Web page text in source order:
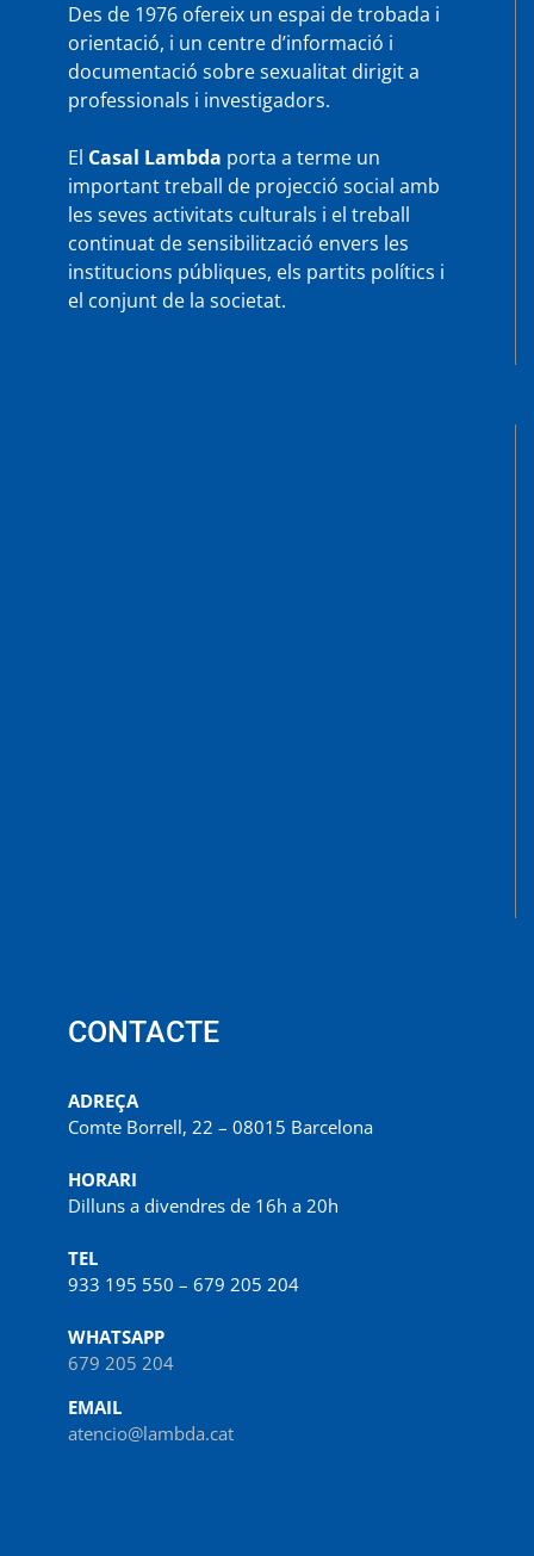
Des de 1976 ofereix un espai de trobada i
orientació, i un centre d’informació i
documentació sobre sexualitat dirigit a
professionals i investigadors.
El Casal Lambda porta a terme un
important treball de projecció social amb
les seves activitats culturals i el treball
continuat de sensibilització envers les
institucions públiques, els partits polítics i
el conjunt de la societat.
CONTACTE
ADREÇA
Comte Borrell, 22 – 08015 Barcelona
HORARI
Dilluns a divendres de 16h a 20h
TEL
933 195 550 – 679 205 204
WHATSAPP
679 205 204
EMAIL
atencio@lambda.cat